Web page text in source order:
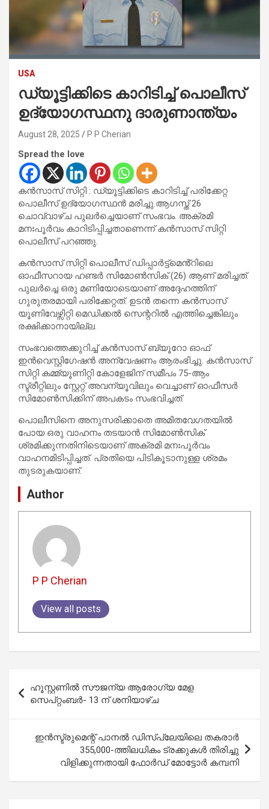
USA
ഡ്യൂട്ടിക്കിടെ കാറിടിച്ച് പൊലീസ്
ഉദ്യോഗസ്ഥനു ദാരുണാന്ത്യം
August 28, 2025 P P Cherian
Spread the love
കൻസാസ് സിറ്റി : ഡ്യൂട്ടിക്കിടെ കാറിടിച്ച് പരിക്കേറ്റ
പൊലീസ് ഉദ്യോഗസ്ഥൻ മരിച്ചു.ആഗസ്ത് 26
ചൊവ്വാഴ്ച പുലർച്ചെയാണ് സംഭവം. അക്രമി
മനഃപൂർവം കാറിടിപ്പിച്ചതാണെന്ന് കൻസാസ് സിറ്റി
പൊലീസ് പറഞ്ഞു.
കൻസാസ് സിറ്റി പൊലീസ് ഡിപ്പാർട്ട്‌മെൻ്റിലെ
ഓഫീസറായ ഹണ്ടർ സിമോൺസിക് (26) ആണ് മരിച്ചത്.
പുലർച്ചെ ഒരു മണിയോടെയാണ് അദ്ദേഹത്തിന്
ഗുരുതരമായി പരിക്കേറ്റത്. ഉടൻ തന്നെ കൻസാസ്
യൂണിവേഴ്സിറ്റി മെഡിക്കൽ സെന്ററിൽ എത്തിച്ചെങ്കിലും
രക്ഷിക്കാനായില്ല.
സംഭവത്തെക്കുറിച്ച് കൻസാസ് ബ്യൂറോ ഓഫ്
ഇൻവെസ്റ്റിഗേഷൻ അന്വേഷണം ആരംഭിച്ചു. കൻസാസ്
സിറ്റി കമ്മ്യൂണിറ്റി കോളേജിന് സമീപം 75-ആം
സ്ട്രീറ്റിലും സ്റ്റേറ്റ് അവന്യൂവിലും വെച്ചാണ് ഓഫീസർ
സിമോൺസിക്കിന് അപകടം സംഭവിച്ചത്.
പൊലീസിനെ അനുസരിക്കാതെ അമിതവേഗതയിൽ
പോയ ഒരു വാഹനം തടയാൻ സിമോൺസിക്
ശ്രമിക്കുന്നതിനിടെയാണ് അക്രമി മനഃപൂർവം
വാഹനമിടിപ്പിച്ചത്. പ്രതിയെ പിടികൂടാനുള്ള ശ്രമം
തുടരുകയാണ്.
Author
P P Cherian
View all posts
navigation
ഹൂസ്റ്റണിൽ സൗജന്യ ആരോഗ്യ മേള
സെപ്റ്റംബർ- 13 ന് ശനിയാഴ്ച
ഇൻസ്ട്രുമെന്റ് പാനൽ ഡിസ്‌പ്ലേയിലെ തകരാർ
355,000-ത്തിലധികം ട്രക്കുകൾ തിരിച്ചു
വിളിക്കുന്നതായി ഫോർഡ് മോട്ടോർ കമ്പനി